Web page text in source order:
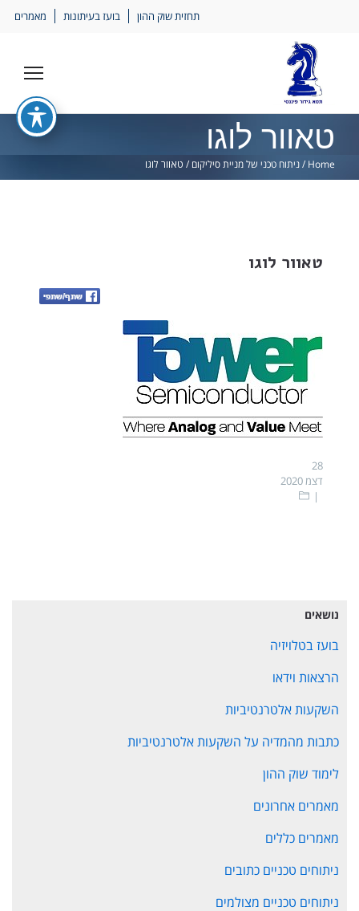
תחזית שוק ההון בועז בעיתונות מאמרים
טאוור לוגו
Home
/ניתוח טכני של מניית סיליקום / טאוור לוגו
טאוור לוגו
28
דצמ 2020
נושאים
בועז בטלויזיה
הרצאות וידאו
השקעות אלטרנטיביות
כתבות מהמדיה על השקעות אלטרנטיביות
לימוד שוק ההון
מאמרים אחרונים
מאמרים כללים
ניתוחים טכניים כתובים
ניתוחים טכניים מצולמים